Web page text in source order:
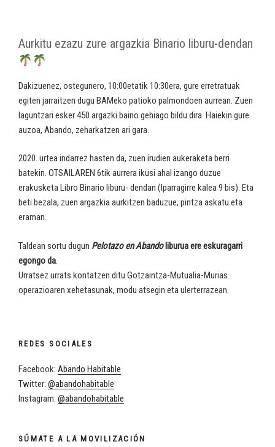
Aurkitu ezazu zure argazkia Binario liburu-dendan
Dakizuenez, ostegunero, 10:00etatik 10:30era, gure erretratuak
egiten jarraitzen dugu BAMeko patioko palmondoen aurrean. Zuen
laguntzari esker 450 argazki baino gehiago bildu dira. Haiekin gure
auzoa, Abando, zeharkatzen ari gara.
2020. urtea indarrez hasten da, zuen irudien aukeraketa berri
batekin. OTSAILAREN 6tik aurrera ikusi ahal izango duzue
erakusketa Libro Binario liburu- dendan (Iparragirre kalea 9 bis). Eta
beti bezala, zuen argazkia aurkitzen baduzue, pintza askatu eta
eraman.
Taldean sortu dugun Pelotazo en Abandoliburua ere eskuragarri
egongo da.
Urratsez urrats kontatzen ditu Gotzaintza-Mutualia-Murias
operazioaren xehetasunak, modu atsegin eta ulerterrazean.
REDES SOCIALES
Facebook: Abando Habitable
Twitter: @abandohabitable
Instagram: @abandohabitable
SÚMATE A LA MOVILIZACIÓN